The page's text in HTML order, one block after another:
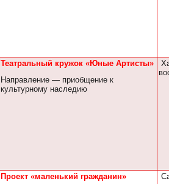
Театральный кружок «Юные Артисты»
Направление — приобщение к
культурному наследию
Проект «маленький гражданин»